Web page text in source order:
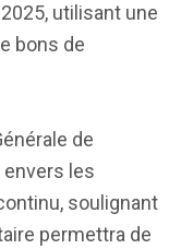
utilisant une
bons de
de
envers les
soulignant
permettra de